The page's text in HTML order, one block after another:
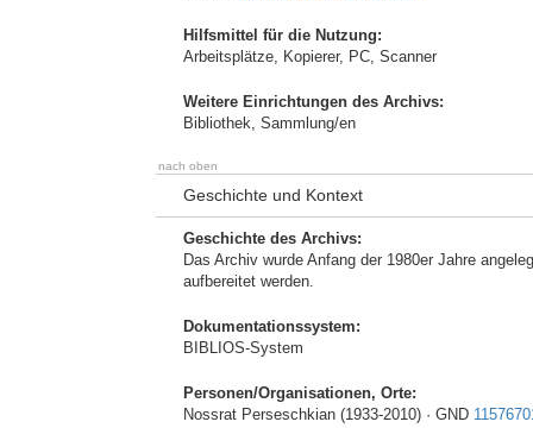
Hilfsmittel für die Nutzung:
Arbeitsplätze, Kopierer, PC, Scanner
Weitere Einrichtungen des Archivs:
Bibliothek, Sammlung/en
nach oben
Geschichte und Kontext
Geschichte des Archivs:
Das Archiv wurde Anfang der 1980er Jahre
aufbereitet werden.
Dokumentationssystem:
BIBLIOS-System
Personen/Organisationen, Orte:
Nossrat Perseschkian (1933-2010) · GND